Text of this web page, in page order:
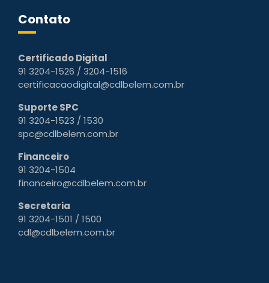
Contato
Certificado Digital
91 3204-1526 / 3204-1516
certificacaodigital@cdlbelem.com.br
Suporte SPC
91 3204-1523 / 1530
spc@cdlbelem.com.br
Financeiro
91 3204-1504
financeiro@cdlbelem.com.br
Secretaria
91 3204-1501 / 1500
cdl@cdlbelem.com.br